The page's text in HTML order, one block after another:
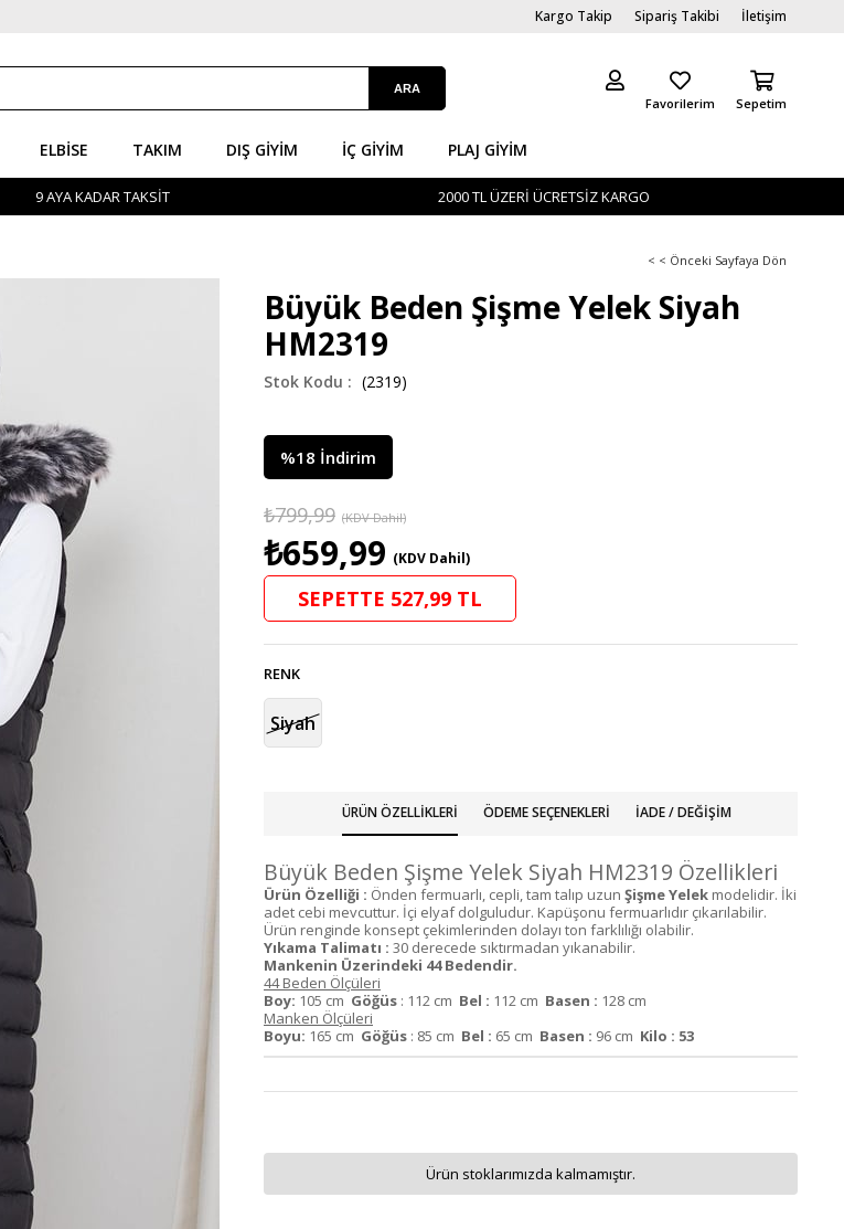
Kargo Takip Sipariş Takibi İletişim
Sepetim
Favorilerim
ELBISE TAKIM DIŞ GIYIM İÇ GİYIM PLAJ GIYIM
9 AYA KADAR TAKSİT 2000 TL ÜZERİ ÜCRETSİZ KARGO
< < Önceki Sayfaya Dön
Büyük Beden Şişme Yelek Siyah
HM2319
(2319)
%18 İndirim
₺799,99 (KDV Dahil)
₺659,99 (KDV Dahil)
SEPETTE 527,99 TL
RENK
Siyah
ÜRÜN ÖZELLIKLERI ÖDEME SEÇENEKLERI İADE / DEĞIŞIM
Büyük Beden Şişme Yelek Siyah HM2319 Özellikleri
Ürün Özelliği : Önden fermuarlı, cepli, tam talıp uzun Şişme Yelek modelidir. İki
adet cebi mevcuttur. İçi elyaf dolguludur. Kapüşonu fermuarlıdır çıkarılabilir.
Ürün renginde konsept çekimlerinden dolayı ton farklılığı olabilir.
Yıkama Talimatı : 30 derecede sıktırmadan yıkanabilir.
Mankenin Üzerindeki 44 Bedendir.
44 Beden Ölçüleri
Boy: 105 cm Göğüs : 112 cm Bel : 112 cm Basen : 128 cm
Manken Ölçüleri
Boyu: 165 cm Göğüs : 85 cm Bel : 65 cm Basen : 96 cm Kilo : 53
Ürün stoklarımızda kalmamıştır.